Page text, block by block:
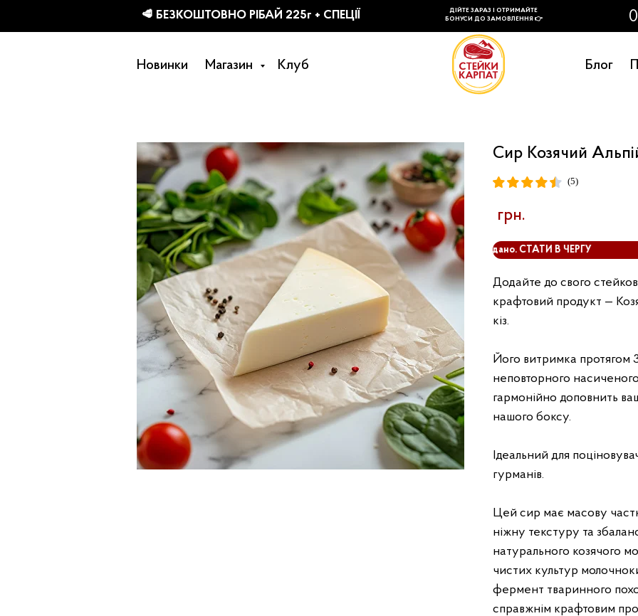
Новинки Магазин Клуб Блог
Сир Козячий
(5)
грн.
Розпродано. СТАТИ В ЧЕРГУ
Додайте до свого
крафтовий продукт —
кіз.
Його витримка протягом
неповторного
гармонійно доповнить
нашого боксу.
Ідеальний для
гурманів.
Цей сир має масову
ніжну текстуру та
натурального козячого
чистих культур
фермент тваринного
справжнім крафтовим